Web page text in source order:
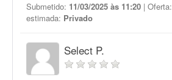
Submetido: 11/03/2025 às 11:20 | Oferta:
estimada: Privado
Select P.